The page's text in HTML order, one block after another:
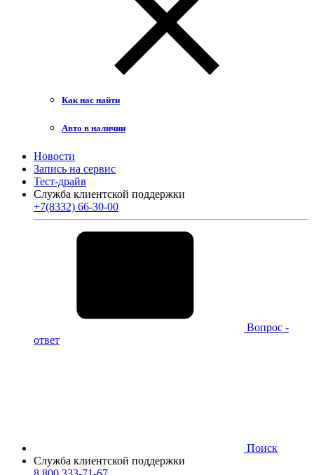
Как нас найти
Авто в наличии
Новости
Запись на сервис
Тест-драйв
Служба клиентской поддержки
+7(8332) 66-30-00
Вопрос -
ответ
Поиск
Служба клиентской поддержки